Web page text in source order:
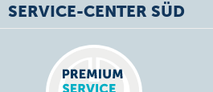
SERVICE-CENTER SÜD